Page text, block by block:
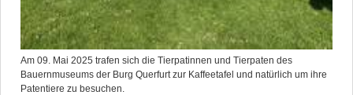
Am 09. Mai 2025 trafen sich die Tierpatinnen und Tierpaten des
Bauernmuseums der Burg Querfurt zur Kaffeetafel und natürlich um ihre
Patentiere zu besuchen.